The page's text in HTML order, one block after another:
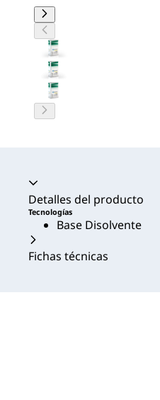
Acordeón colapsado
Detalles del producto
Tecnologías
Base Disolvente
Fichas técnicas